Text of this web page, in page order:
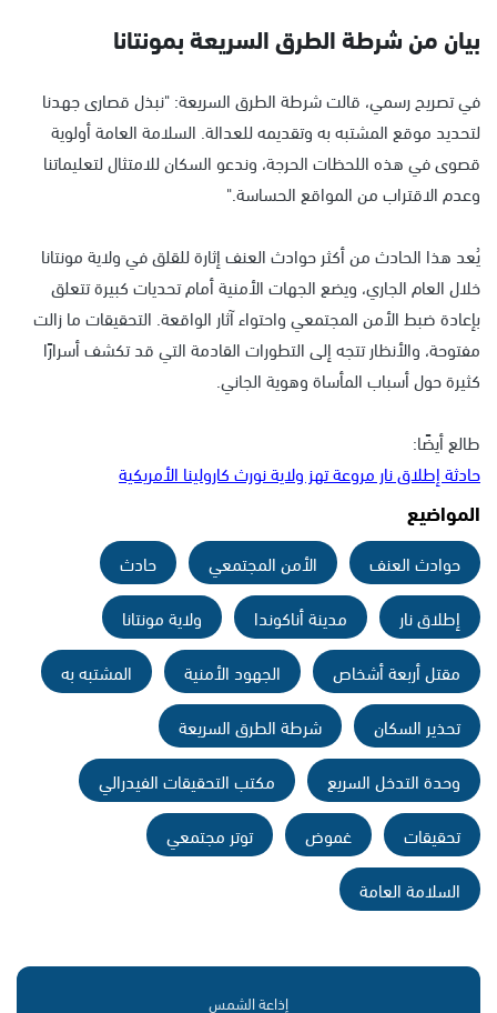
بيان من شرطة الطرق السريعة بمونتانا
في تصريح رسمي، قالت شرطة الطرق السريعة: "نبذل قصارى جهدنا
لتحديد موقع المشتبه به وتقديمه للعدالة. السلامة العامة أولوية
قصوى في هذه اللحظات الحرجة، وندعو السكان للامتثال لتعليماتنا
وعدم الاقتراب من المواقع الحساسة."
يُعد هذا الحادث من أكثر حوادث العنف إثارة للقلق في ولاية مونتانا
خلال العام الجاري، ويضع الجهات الأمنية أمام تحديات كبيرة تتعلق
بإعادة ضبط الأمن المجتمعي واحتواء آثار الواقعة. التحقيقات ما زالت
مفتوحة، والأنظار تتجه إلى التطورات القادمة التي قد تكشف أسرارًا
كثيرة حول أسباب المأساة وهوية الجاني.
طالع أيضًا:
حادثة إطلاق نار مروعة تهز ولاية نورث كارولينا الأمريكية
المواضيع
حوادث العنف الأمن المجتمعي
حادث
إطلاق نار
مدينة أناكوندا
ولاية مونتانا
مقتل أربعة أشخاص
الجهود الأمنية
المشتبه به
تحذير السكان
شرطة الطرق السريعة
وحدة التدخل السريع
مكتب التحقيقات الفيدرالي
تحقيقات
غموض
توتر مجتمعي
السلامة العامة
إذاعة الشمس